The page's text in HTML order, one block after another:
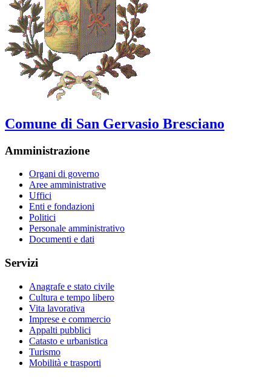
Comune di San Gervasio Bresciano
Amministrazione
Organi di governo
Aree amministrative
Uffici
Enti e fondazioni
Politici
Personale amministrativo
Documenti e dati
Servizi
Anagrafe e stato civile
Cultura e tempo libero
Vita lavorativa
Imprese e commercio
Appalti pubblici
Catasto e urbanistica
Turismo
Mobilità e trasporti